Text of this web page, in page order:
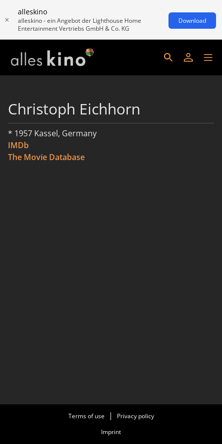
alleskino
alleskino - ein Angebot der Lighthouse Home
Entertainment Vertriebs GmbH & Co. KG
Download
Christoph Eichhorn
* 1957 Kassel, Germany
IMDb
The Movie Database
Terms of use
Privacy policy
Imprint